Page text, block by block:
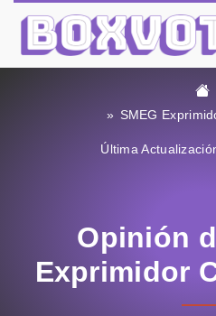
SMEG
Última
Opinión
Exprimidor